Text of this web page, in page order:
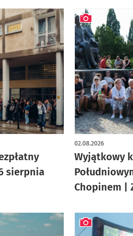
sierpnia
Wyjątkowy
Chopinem |
02.08.2026
artykuł z galerią